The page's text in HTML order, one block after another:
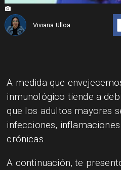
Viviana Ulloa
A medida que
inmunológico tiende a
que los adultos mayores
infecciones,
crónicas.
A continuación, te